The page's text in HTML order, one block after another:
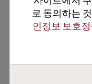
로 동의하는
인정보 보호정